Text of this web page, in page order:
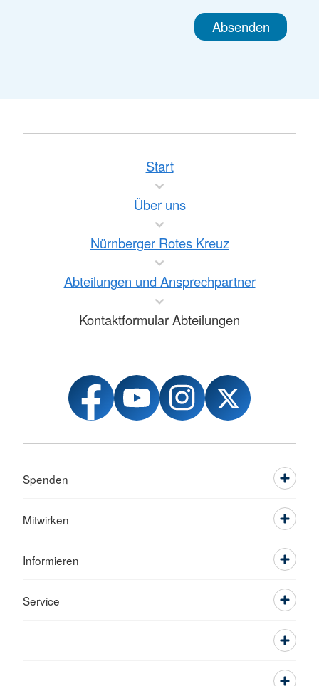
Start
Über uns
Nürnberger Rotes Kreuz
Abteilungen und Ansprechpartner
Kontaktformular Abteilungen
Spenden
Mitwirken
Informieren
Service